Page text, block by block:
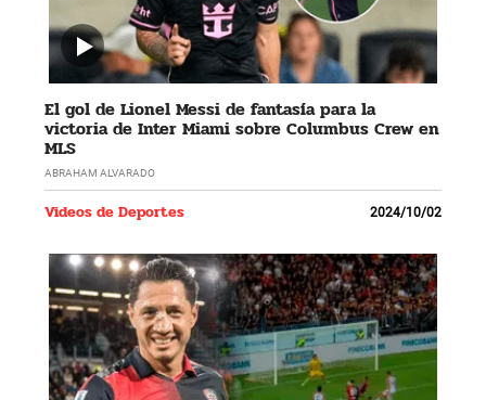
El gol de Lionel Messi de fantasía para la
victoria de Inter Miami sobre Columbus Crew en
MLS
ABRAHAM ALVARADO
Videos de Deportes 2024/10/02